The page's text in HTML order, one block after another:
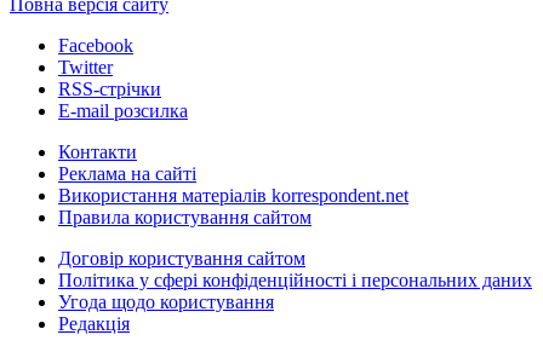
Facebook
Twitter
RSS-стрічки
E-mail розсилка
Контакти
Реклама на сайті
Використання матеріалів korrespondent.net
Правила користування сайтом
Договір користування сайтом
Політика у сфері конфіденційності і персональних даних
Угода щодо користування
Редакція